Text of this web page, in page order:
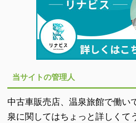
当サイトの管理人
中古車販売店、温泉旅館で働い
泉に関してはちょっと詳しくて